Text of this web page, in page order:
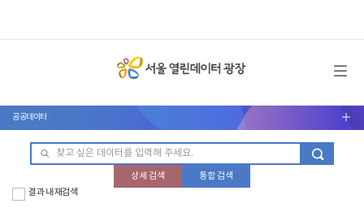
메뉴 열기
공공데이터 서브메뉴 열기
상세 검색
통합 검색
결과 내 재검색